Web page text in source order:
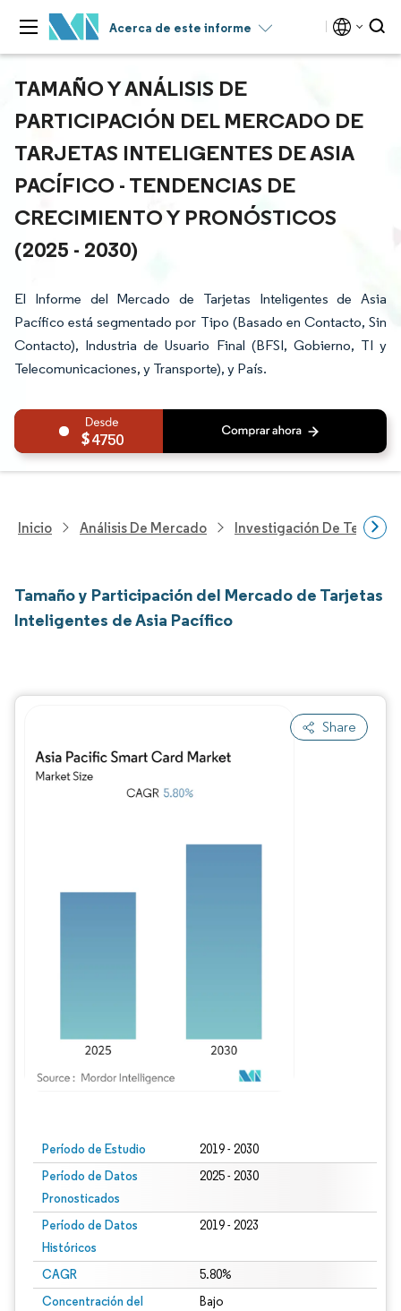
Acerca de este informe
TAMAÑO Y ANÁLISIS DE
PARTICIPACIÓN DEL MERCADO DE
TARJETAS INTELIGENTES DE ASIA
PACÍFICO - TENDENCIAS DE
CRECIMIENTO Y PRONÓSTICOS
(2025 - 2030)
El Informe del Mercado de Tarjetas Inteligentes de Asia
Pacífico está segmentado por Tipo (Basado en Contacto, Sin
Contacto), Industria de Usuario Final (BFSI, Gobierno, TI y
Telecomunicaciones, y Transporte), y País.
4750
Inicio Análisis De Mercado Investigación De
Tamaño y Participación del Mercado de Tarjetas
Inteligentes de Asia Pacífico
Share
Período de Estudio 2019 - 2030
Período de Datos
Pronosticados
2025 - 2030
Período de Datos
Históricos
2019 - 2023
CAGR 5.80%
Concentración del
Bajo